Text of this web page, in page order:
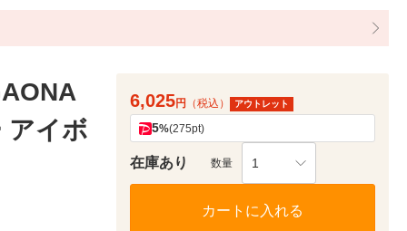
アイボ
6,025円 （税込） アウトレット
5%(275pt)
在庫あり 数量 1
カートに入れる